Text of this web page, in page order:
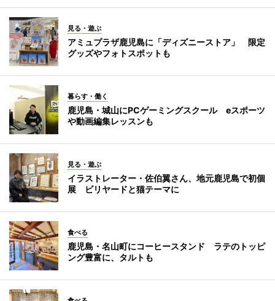
見る・遊ぶ
アミュプラザ鹿児島に「ディズニーストア」 限定
グッズやフォトスポットも
暮らす・働く
鹿児島・城山にPCゲーミングスクール eスポーツ
や動画編集レッスンも
見る・遊ぶ
イラストレーター・佐伯翼さん、地元鹿児島で初個
展 ビリヤードと猫テーマに
食べる
鹿児島・名山町にコーヒースタンド ラテのトッピ
ング豊富に、タルトも